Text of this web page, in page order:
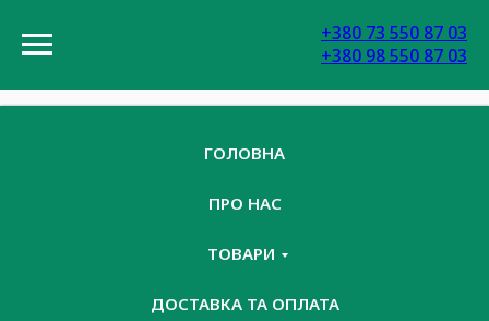
+380 73 550 87 03
+380 98 550 87 03
ГОЛОВНА
ПРО НАС
ТОВАРИ
ДОСТАВКА ТА ОПЛАТА